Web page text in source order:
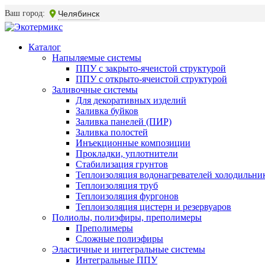
Ваш город: Челябинск
Каталог
Напыляемые системы
ППУ с закрыто-ячеистой структурой
ППУ с открыто-ячеистой структурой
Заливочные системы
Для декоративных изделий
Заливка буйков
Заливка панелей (ПИР)
Заливка полостей
Инъекционные композиции
Прокладки, уплотнители
Стабилизация грунтов
Теплоизоляция водонагревателей
Теплоизоляция труб
Теплоизоляция фургонов
Теплоизоляция цистерн и резервуаров
Полиолы, полиэфиры, преполимеры
Преполимеры
Сложные полиэфиры
Эластичные и интегральные системы
Интегральные ППУ